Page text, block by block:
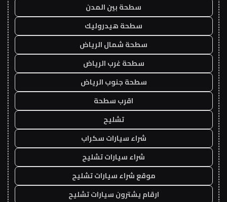
سطحة بين المدن
سطحة هيدروليك
سطحة شمال الرياض
سطحة غرب الرياض
سطحة جنوب الرياض
اقرب سطحة
تشليح
شراء سيارات سكراب
شراء سيارات تشليح
موقع شراء سيارات تشليح
ارقام يشترون سيارات تشليح